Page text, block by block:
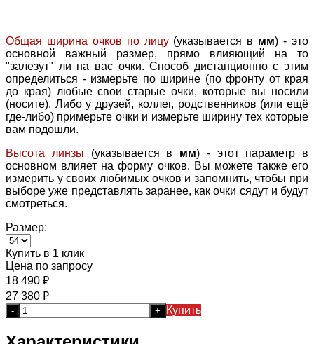
Общая ширина очков по лицу(указывается в мм) - это
основной важный размер, прямо влияющий на то
"залезут" ли на вас очки. Способ дистанционно с этим
определиться - измерьте по ширине (по фронту от края
до края) любые свои старые очки, которые вы носили
(носите). Либо у друзей, коллег, родственников (или ещё
где-либо) примерьте очки и измерьте ширину тех которые
вам подошли.
Высота линзы (указывается в мм) - этот параметр в
основном влияет на форму очков. Вы можете также его
измерить у своих любимых очков и запомнить, чтобы при
выборе уже представлять заранее, как очки сядут и будут
смотреться.
Размер:
Купить в 1 клик
Цена по запросу
18 490 ₽
27 380 ₽
- + Купить